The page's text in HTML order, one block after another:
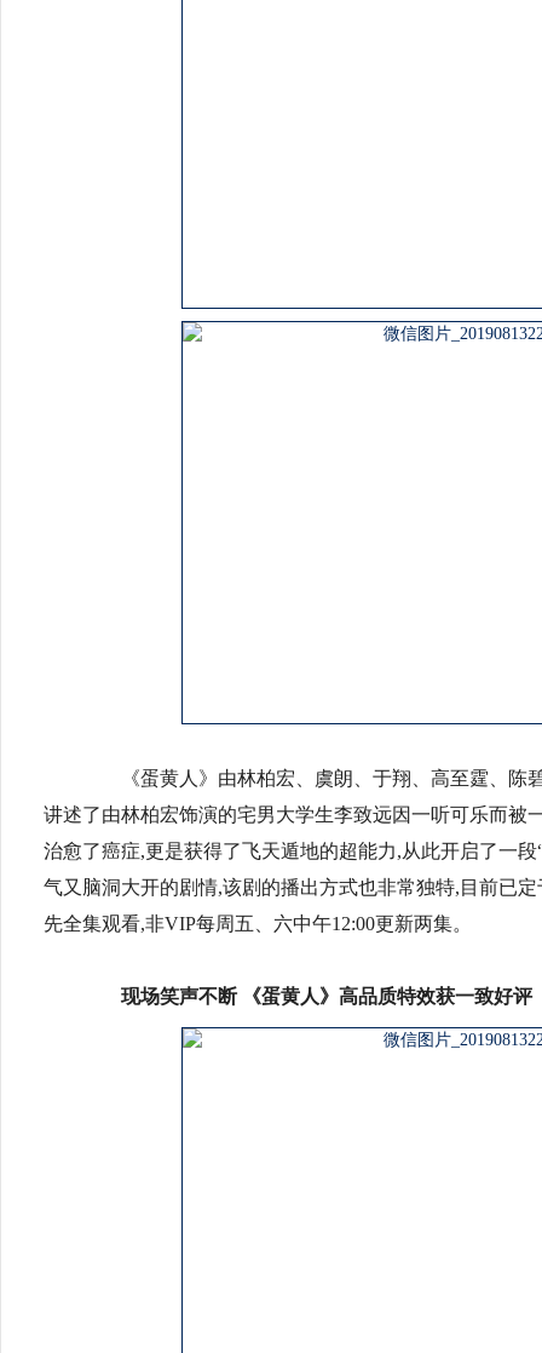
《蛋黄人》由林柏宏、虞朗、于翔、高至霆、陈
讲述了由林柏宏饰演的宅男大学生李致远因一听可乐而被
治愈了癌症,更是获得了飞天遁地的超能力,从此开启了一
气又脑洞大开的剧情,该剧的播出方式也非常独特,目前已
先全集观看,非VIP每周五、六中午12:00更新两集。
现场笑声不断 《蛋黄人》高品质特效获一致好评